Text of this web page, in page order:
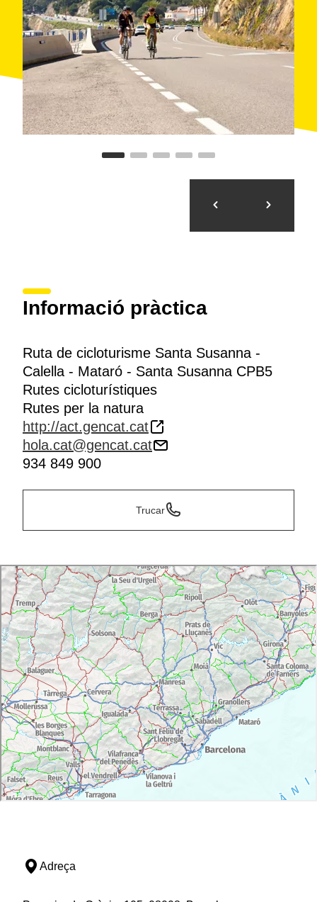
Informació pràctica
Ruta de cicloturisme Santa Susanna -
Calella - Mataró - Santa Susanna CPB5
Rutes cicloturístiques
Rutes per la natura
http://act.gencat.cat
hola.cat@gencat.cat
934 849 900
Trucar
Adreça